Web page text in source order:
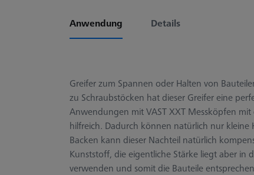
Anwendung Details
Greifer zum Spannen oder Halten von
zu Schraubstöcken hat dieser Greifer eine
Anwendungen mit VAST XXT Messköpfen
hilfreich. Dadurch können natürlich nur
Backen kann dieser Nachteil natürlich
Kunststoff, die eigentliche Stärke liegt aber in
verwenden und somit die Bauteile